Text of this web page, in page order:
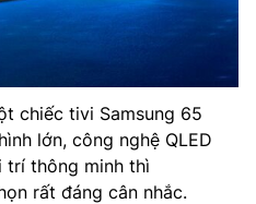
chiếc tivi Samsung 65
lớn, công nghệ QLED
trí thông minh thì
rất đáng cân nhắc.